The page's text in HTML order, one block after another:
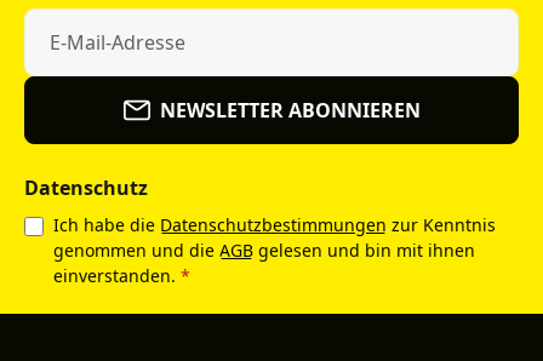
NEWSLETTER ABONNIEREN
Datenschutz
Ich habe die Datenschutzbestimmungen zur Kenntnis
genommen und die AGB gelesen und bin mit ihnen
einverstanden. *